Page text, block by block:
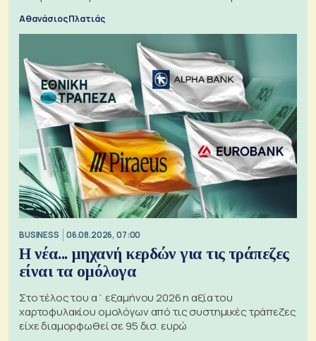
Αθανάσιος Πλατιάς
BUSINESS 06.08.2026, 07:00
Η νέα... μηχανή κερδών για τις τράπεζες
είναι τα ομόλογα
Στο τέλος του α΄ εξαμήνου 2026 η αξία του
χαρτοφυλακίου ομολόγων από τις συστημικές τράπεζες
είχε διαμορφωθεί σε 95 δισ. ευρώ